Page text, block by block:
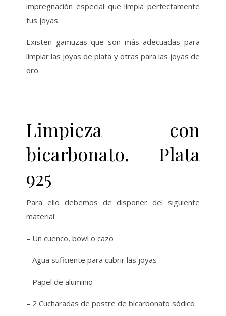
impregnación especial que limpia perfectamente
tus joyas.
Existen gamuzas que son más adecuadas para
limpiar las joyas de plata y otras para las joyas de
oro.
Limpieza con
bicarbonato. Plata
925
Para ello debemos de disponer del siguiente
material:
– Un cuenco, bowl o cazo
– Agua suficiente para cubrir las joyas
– Papel de aluminio
– 2 Cucharadas de postre de bicarbonato sódico